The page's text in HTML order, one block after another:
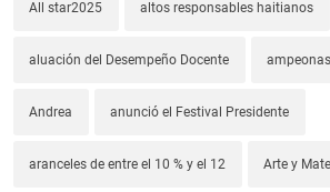
All star2025 altos responsables haitianos
aluación del Desempeño Docente
Andrea anunció el Festival Presidente
aranceles de entre el 10 % y el 12 Arte y